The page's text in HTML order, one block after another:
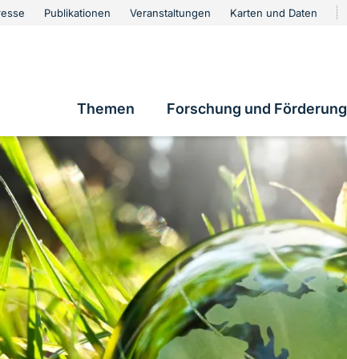
Publikationen Veranstaltungen Karten und Daten
Hauptnavigation
Themen Forschung und Förderung